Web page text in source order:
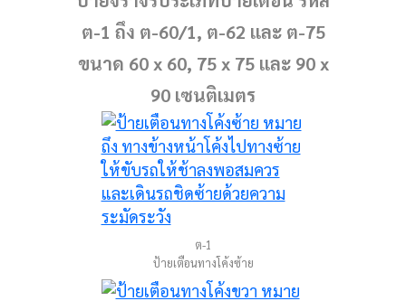
ต-1 ถึง ต-60/1, ต-62 และ ต-75
ขนาด 60 x 60, 75 x 75 และ 90 x
90 เซนติเมตร
ต-1
ป้ายเตือนทางโค้งซ้าย